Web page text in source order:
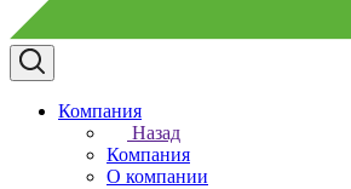
Компания
Назад
Компания
О компании